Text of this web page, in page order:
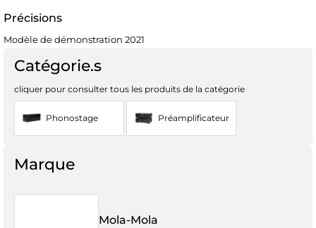
Précisions
Modèle de démonstration 2021
Catégorie.s
cliquer pour consulter tous les produits de la catégorie
Phonostage Préamplificateur
Marque
Mola-Mola